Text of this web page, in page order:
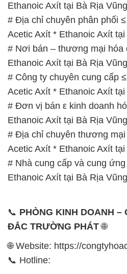
Ethanoic Axít tại Bà Rịa
# Địa chỉ chuyên phân phối
Acetic Axít * Ethanoic Axít
# Nơi bán – thương mại hóa
Ethanoic Axít tại Bà Rịa
# Công ty chuyên cung cấp
Acetic Axít * Ethanoic Axít
# Đơn vị bán ε kinh doanh
Ethanoic Axít tại Bà Rịa
# Địa chỉ chuyên thương
Acetic Axít * Ethanoic Axít
# Nhà cung cấp và cung
Ethanoic Axít tại Bà Rịa
📞 PHÒNG KINH DOANH –
ĐẮC TRƯỜNG PHÁT🌐
🌐 Website: https://
📞 Hotline: